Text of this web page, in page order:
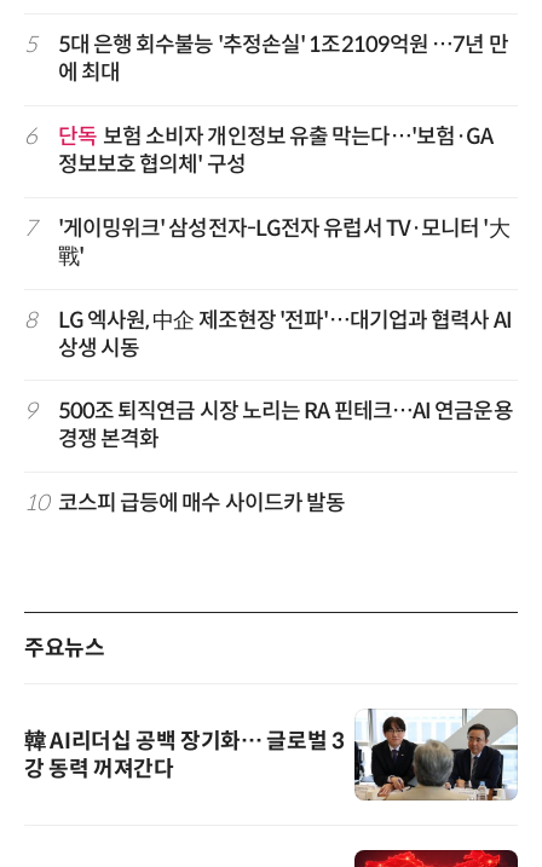
5
5대 은행 회수불능 '추정손실' 1조2109억원 …7년 만
에 최대
6 단독 보험 소비자 개인정보 유출 막는다…'보험·GA
정보보호 협의체' 구성
7
'게이밍위크' 삼성전자-LG전자 유럽서 TV·모니터 '大
戰'
8
LG 엑사원, 中企 제조현장 '전파'…대기업과 협력사 AI
상생 시동
9
500조 퇴직연금 시장 노리는 RA 핀테크…AI 연금운용
경쟁 본격화
10 코스피 급등에 매수 사이드카 발동
주요뉴스
韓 AI리더십 공백 장기화… 글로벌 3
강 동력 꺼져간다